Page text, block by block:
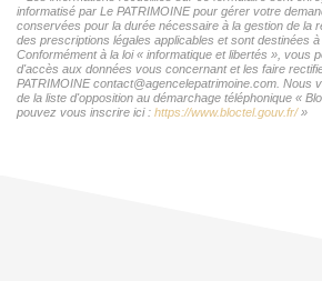
informatisé par Le PATRIMOINE pour gérer votre
conservées pour la durée nécessaire à la gestion de la
des prescriptions légales applicables et sont destinées
Conformément à la loi « informatique et libertés », vous
d'accès aux données vous concernant et les faire
PATRIMOINE contact@agencelepatrimoine.com. Nous
de la liste d'opposition au démarchage téléphonique «
pouvez vous inscrire ici : https://www.bloctel.gouv.fr/»